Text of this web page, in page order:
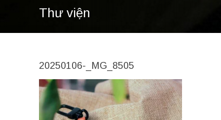
Thư viện
20250106-_MG_8505